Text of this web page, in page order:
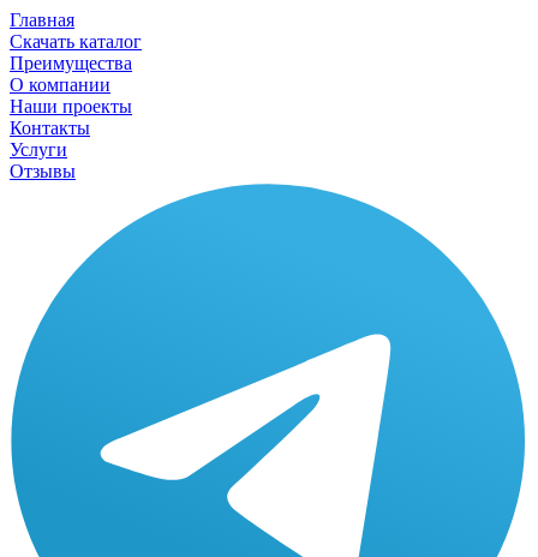
Главная
Скачать каталог
Преимущества
О компании
Наши проекты
Контакты
Услуги
Отзывы